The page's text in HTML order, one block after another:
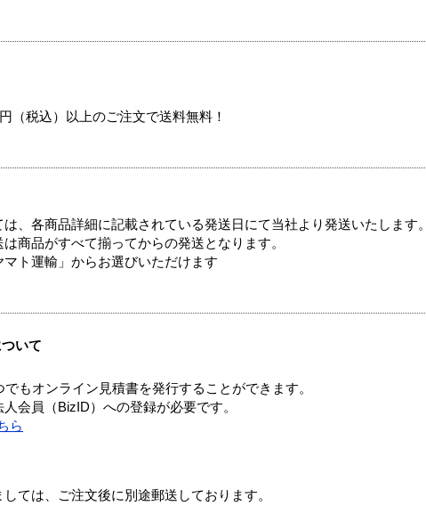
（税込）以上のご注文で送料無料！
、各商品詳細に記載されている発送日にて当社より発送いたします。
商品がすべて揃ってからの発送となります。
ト運輸」からお選びいただけます
いて
もオンライン見積書を発行することができます。
会員（BizID）への登録が必要です。
ら
ては、ご注文後に別途郵送しております。